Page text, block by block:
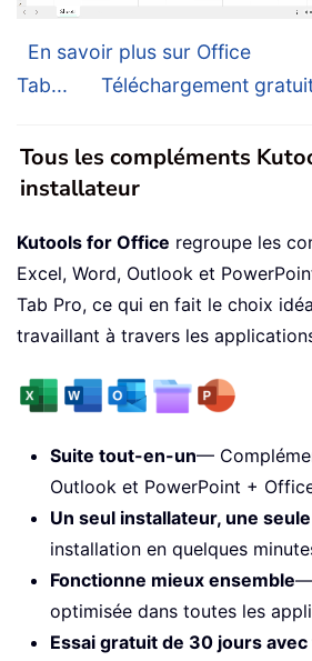
En savoir plus sur Office
Tab...
Téléchargement
Tous les compléments
installateur
Kutools for Office regroupe les
Excel, Word, Outlook et
Tab Pro, ce qui en fait le choix
travaillant à travers les
Suite tout-en-un—
Outlook et PowerPoint +
Un seul installateur, une
installation en quelques
Fonctionne mieux ensemble—
optimisée dans toutes les
Essai gratuit de 30 jours